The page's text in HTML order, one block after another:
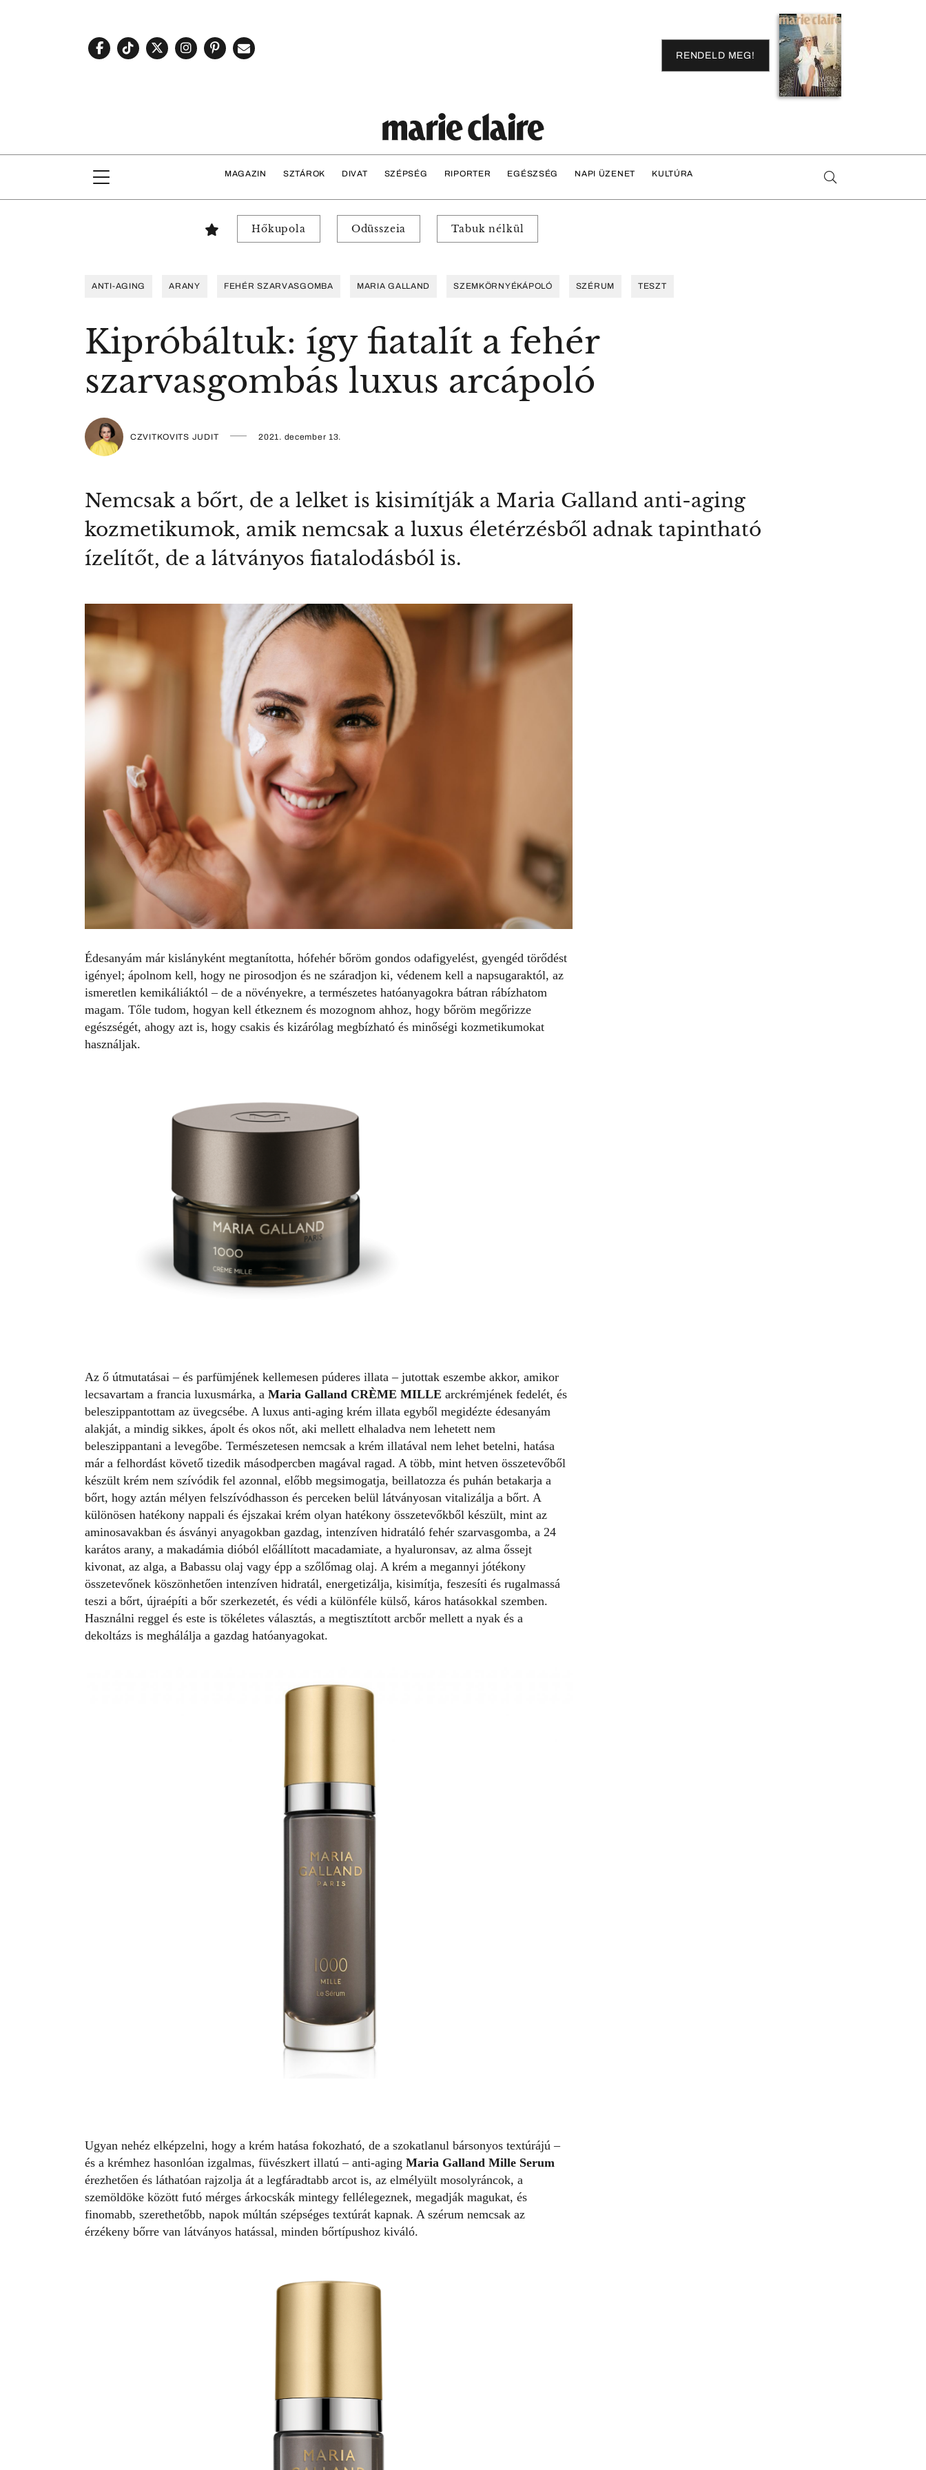
RENDELD MEG!
MAGAZIN SZTÁROK DIVAT SZÉPSÉG RIPORTER EGÉSZSÉG NAPI ÜZENET KULTÚRA
Hőkupola Odüsszeia Tabuk nélkül
ANTI-AGING ARANY FEHÉR SZARVASGOMBA MARIA GALLAND SZEMKÖRNYÉKÁPOLÓ SZÉRUM TESZT
Kipróbáltuk: így fiatalít a fehér
szarvasgombás luxus arcápoló
CZVITKOVITS JUDIT 2021. december 13.
Nemcsak a bőrt, de a lelket is kisimítják a Maria Galland anti-aging
kozmetikumok, amik nemcsak a luxus életérzésből adnak tapintható
ízelítőt, de a látványos fiatalodásból is.
Édesanyám már kislányként megtanította, hófehér bőröm gondos odafigyelést, gyengéd törődést
igényel; ápolnom kell, hogy ne pirosodjon és ne száradjon ki, védenem kell a napsugaraktól, az
ismeretlen kemikáliáktól – de a növényekre, a természetes hatóanyagokra bátran rábízhatom
magam. Tőle tudom, hogyan kell étkeznem és mozognom ahhoz, hogy bőröm megőrizze
egészségét, ahogy azt is, hogy csakis és kizárólag megbízható és minőségi kozmetikumokat
használjak.
Az ő útmutatásai – és parfümjének kellemesen púderes illata – jutottak eszembe akkor, amikor
lecsavartam a francia luxusmárka, a Maria Galland CRÈME MILLE arckrémjének fedelét, és
beleszippantottam az üvegcsébe. A luxus anti-aging krém illata egyből megidézte édesanyám
alakját, a mindig sikkes, ápolt és okos nőt, aki mellett elhaladva nem lehetett nem
beleszippantani a levegőbe. Természetesen nemcsak a krém illatával nem lehet betelni, hatása
már a felhordást követő tizedik másodpercben magával ragad. A több, mint hetven összetevőből
készült krém nem szívódik fel azonnal, előbb megsimogatja, beillatozza és puhán betakarja a
bőrt, hogy aztán mélyen felszívódhasson és perceken belül látványosan vitalizálja a bőrt. A
különösen hatékony nappali és éjszakai krém olyan hatékony összetevőkből készült, mint az
aminosavakban és ásványi anyagokban gazdag, intenzíven hidratáló fehér szarvasgomba, a 24
karátos arany, a makadámia dióból előállított macadamiate, a hyaluronsav, az alma őssejt
kivonat, az alga, a Babassu olaj vagy épp a szőlőmag olaj. A krém a megannyi jótékony
összetevőnek köszönhetően intenzíven hidratál, energetizálja, kisimítja, feszesíti és rugalmassá
teszi a bőrt, újraépíti a bőr szerkezetét, és védi a különféle külső, káros hatásokkal szemben.
Használni reggel és este is tökéletes választás, a megtisztított arcbőr mellett a nyak és a
dekoltázs is meghálálja a gazdag hatóanyagokat.
Ugyan nehéz elképzelni, hogy a krém hatása fokozható, de a szokatlanul bársonyos textúrájú –
és a krémhez hasonlóan izgalmas, füvészkert illatú – anti-aging Maria Galland Mille Serum
érezhetően és láthatóan rajzolja át a legfáradtabb arcot is, az elmélyült mosolyráncok, a
szemöldöke között futó mérges árkocskák mintegy fellélegeznek, megadják magukat, és
finomabb, szerethetőbb, napok múltán szépséges textúrát kapnak. A szérum nemcsak az
érzékeny bőrre van látványos hatással, minden bőrtípushoz kiváló.